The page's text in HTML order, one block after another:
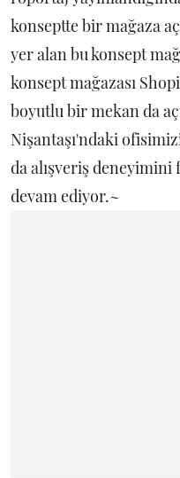
konseptte bir mağaza
yer alan bu konsept
konsept mağazası
boyutlu bir mekan da
Nişantaşı'ndaki
da alışveriş
devam ediyor.~